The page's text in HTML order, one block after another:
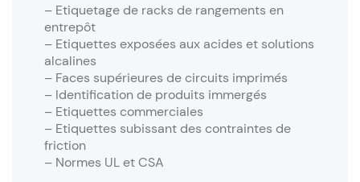
– Etiquetage de racks de rangements en
entrepôt
– Etiquettes exposées aux acides et solutions
alcalines
– Faces supérieures de circuits imprimés
– Identification de produits immergés
– Etiquettes commerciales
– Etiquettes subissant des contraintes de
friction
– Normes UL et CSA